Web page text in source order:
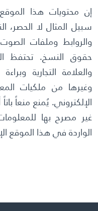
مكتبة الإيسيسكو
متاحف ومعارض
الأخبار والأحداث
آخر الأخبار
الأحداث
وسائل التواصل
للتواصل
شاركونا
إن محتويات هذا
سبيل المثال لا الحصر،
والروابط وملفات
حقوق النسخ. تحتفظ
والعلامة التجارية
وغيرها من ملكيات
الإلكتروني. يُمنع منعاً
غير مصرح بها
الواردة في هذا الموقع